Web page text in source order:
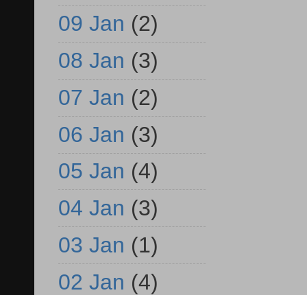
09 Jan (2)
08 Jan (3)
07 Jan (2)
06 Jan (3)
05 Jan (4)
04 Jan (3)
03 Jan (1)
02 Jan (4)